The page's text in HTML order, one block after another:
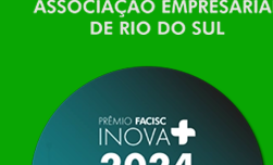
tecnologia da região para
apresentação de novas
encontro aconteceu em Rio…